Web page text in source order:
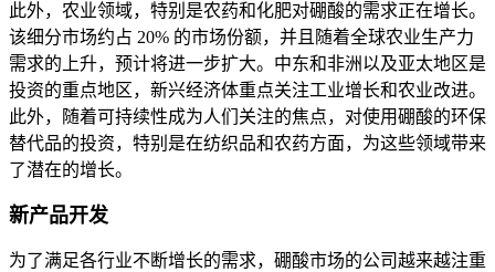
此外，农业领域，特别是农药和化肥对硼酸的需求正在增长。
该细分市场约占 20% 的市场份额，并且随着全球农业生产力
需求的上升，预计将进一步扩大。中东和非洲以及亚太地区是
投资的重点地区，新兴经济体重点关注工业增长和农业改进。
此外，随着可持续性成为人们关注的焦点，对使用硼酸的环保
替代品的投资，特别是在纺织品和农药方面，为这些领域带来
了潜在的增长。
新产品开发
为了满足各行业不断增长的需求，硼酸市场的公司越来越注重